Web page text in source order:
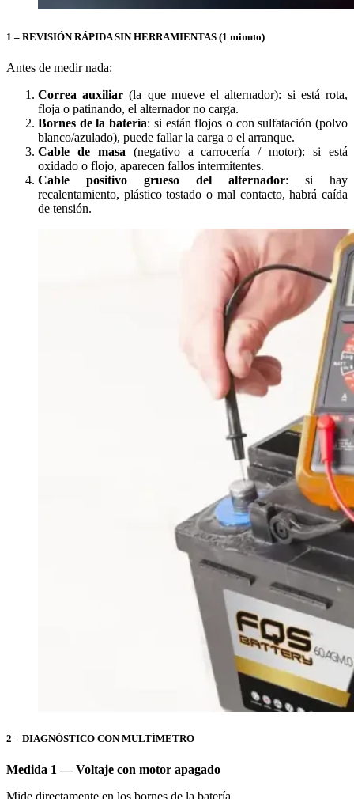
1 – REVISIÓN RÁPIDA SIN HERRAMIENTAS (1 minuto)
Antes de medir nada:
Correa auxiliar (la que mueve el alternador): si está rota,
floja o patinando, el alternador no carga.
Bornes de la batería: si están flojos o con sulfatación (polvo
blanco/azulado), puede fallar la carga o el arranque.
Cable de masa (negativo a carrocería / motor): si está
oxidado o flojo, aparecen fallos intermitentes.
Cable positivo grueso del alternador: si hay
recalentamiento, plástico tostado o mal contacto, habrá caída
de tensión.
2 – DIAGNÓSTICO CON MULTÍMETRO
Medida 1 — Voltaje con motor apagado
Mide directamente en los bornes de la batería.